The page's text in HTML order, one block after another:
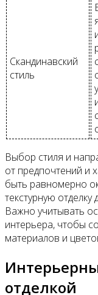
Скандинавский
стиль
Выбор стиля и
от предпочтений и
быть равномерно
текстурную
Важно учитывать
интерьера, чтобы
материалов и
отделкой